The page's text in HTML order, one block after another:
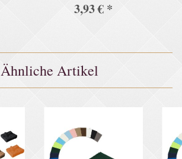
3,93 € *
Ähnliche Artikel